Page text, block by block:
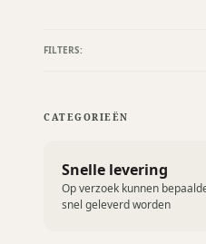
FILTERS:
CATEGORIEËN
Snelle levering
Op verzoek kunnen
snel geleverd worden